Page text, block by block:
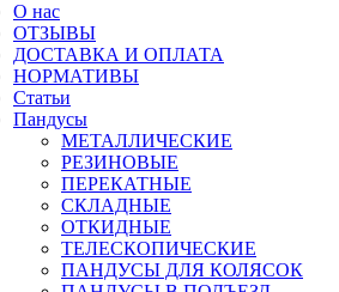
О нас
ОТЗЫВЫ
ДОСТАВКА И ОПЛАТА
НОРМАТИВЫ
Статьи
Пандусы
МЕТАЛЛИЧЕСКИЕ
РЕЗИНОВЫЕ
ПЕРЕКАТНЫЕ
СКЛАДНЫЕ
ОТКИДНЫЕ
ТЕЛЕСКОПИЧЕСКИЕ
ПАНДУСЫ ДЛЯ КОЛЯСОК